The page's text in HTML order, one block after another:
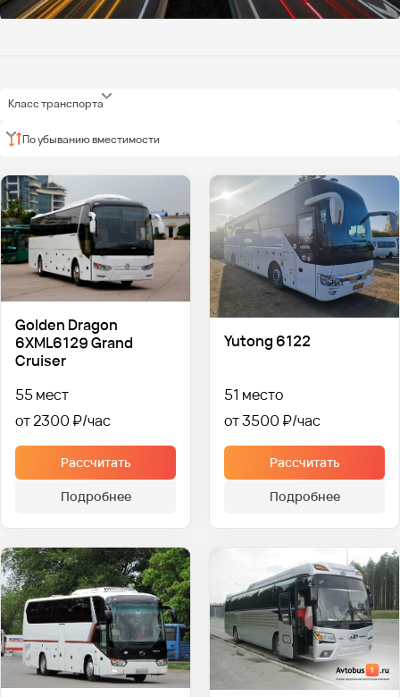
Класс транспорта
По убыванию вместимости
Golden Dragon
6XML6129 Grand
Cruiser
55 мест
от 2300 ₽
Рассчитать
Подробнее
Yutong 6122
51 место
от 3500 ₽
Рассчитать
Подробнее